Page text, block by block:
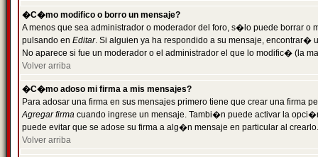
�C�mo modifico o borro un mensaje?
A menos que sea administrador o moderador del foro, s�lo puede borrar o
pulsando en Editar. Si alguien ya ha respondido a su mensaje, encontrar�
No aparece si fue un moderador o el administrador el que lo modific� (la
Volver arriba
�C�mo adoso mi firma a mis mensajes?
Para adosar una firma en sus mensajes primero tiene que crear una firma
Agregar firma cuando ingrese un mensaje. Tambi�n puede activar la
puede evitar que se adose su firma a alg�n mensaje en particular al crearlo.
Volver arriba